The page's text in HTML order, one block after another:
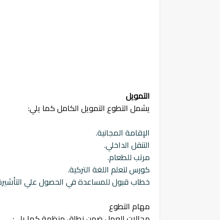
التمويل
يشمل التطوع التمويل الكامل كما يلي:
الإقامة المجانية.
التنقل الداخلي.
مرتب للطعام.
كورس لتعلم اللغة التركية.
خطاب قبول للمساعدة في الحصول علي
مهام التطوع